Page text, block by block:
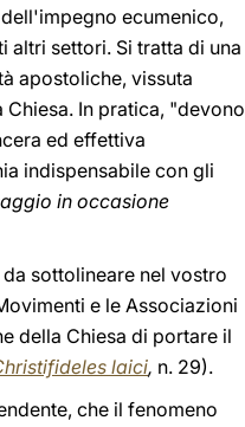
ecumenico,
altri settori. Si tratta di una
apostoliche, vissuta
In pratica, "devono
ed effettiva
indispensabile con gli
in occasione
sottolineare nel vostro
e le Associazioni
della Chiesa di portare il
laici, n. 29).
che il fenomeno